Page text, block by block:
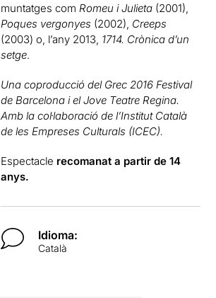
muntatges com Romeu i Julieta (2001),
Poques vergonyes (2002), Creeps
(2003) o, l’any 2013, 1714. Crònica d’un
setge.
Una coproducció del Grec 2016 Festival
de Barcelona i el Jove Teatre Regina.
Amb la col·laboració de l’Institut Català
de les Empreses Culturals (ICEC).
Espectacle recomanat a partir de 14
anys.
Idioma:
Català